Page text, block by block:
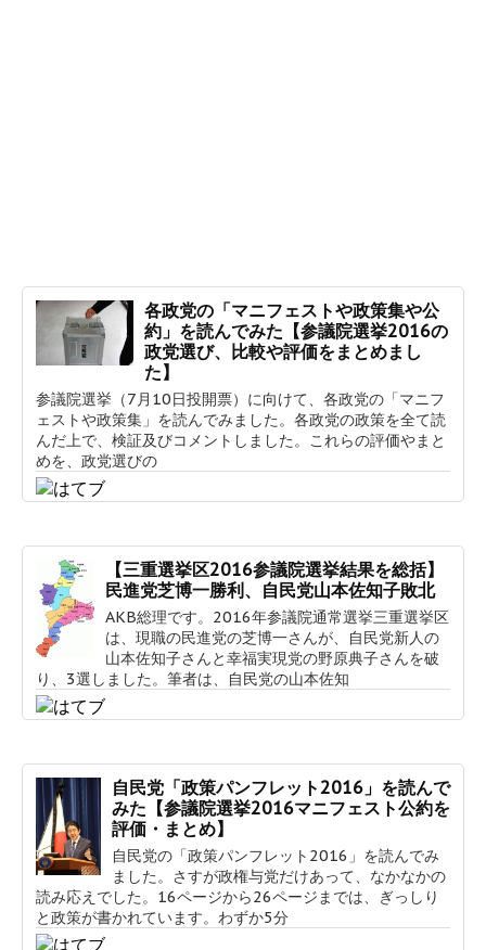
各政党の「マニフェストや政策集や公
約」を読んでみた【参議院選挙2016の
政党選び、比較や評価をまとめまし
た】
参議院選挙（7月10日投開票）に向けて、各政党の「マニフ
ェストや政策集」を読んでみました。各政党の政策を全て読
んだ上で、検証及びコメントしました。これらの評価やまと
めを、政党選びの
【三重選挙区2016参議院選挙結果を総括】
民進党芝博一勝利、自民党山本佐知子敗北
AKB総理です。2016年参議院通常選挙三重選挙区
は、現職の民進党の芝博一さんが、自民党新人の
山本佐知子さんと幸福実現党の野原典子さんを破
り、3選しました。筆者は、自民党の山本佐知
自民党「政策パンフレット2016」を読んで
みた【参議院選挙2016マニフェスト公約を
評価・まとめ】
自民党の「政策パンフレット2016」を読んでみ
ました。さすが政権与党だけあって、なかなかの
読み応えでした。16ページから26ページまでは、ぎっしり
と政策が書かれています。わずか5分